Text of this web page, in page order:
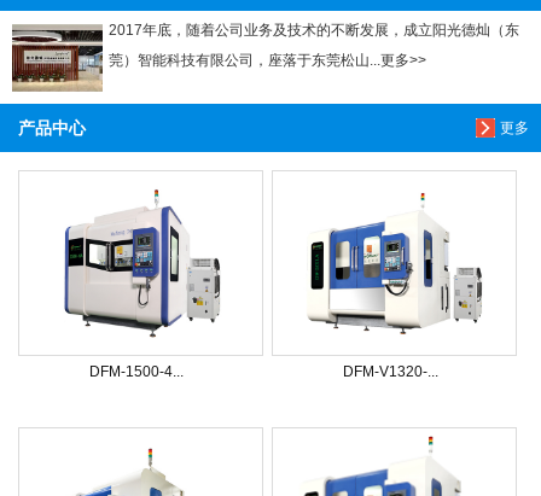
2017年底，随着公司业务及技术的不断发展，成立阳光德灿（东
莞）智能科技有限公司，座落于东莞松山...更多>>
更多
产品中心
DFM-1500-4... DFM-V1320-...